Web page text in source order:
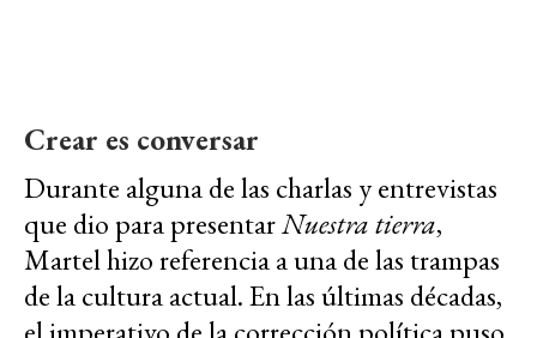
Crear es conversar
Durante alguna de las charlas y entrevistas
que dio para presentarNuestra tierra,
Martel hizo referencia a una de las trampas
de la cultura actual. En las últimas décadas,